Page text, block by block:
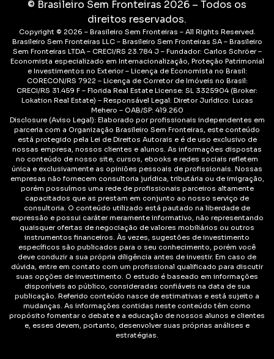
© Brasileiro Sem Fronteiras 2026 – Todos os
direitos reservados.
Copyright © 2026 – Brasileiro Sem Fronteiras – All Rights Reserved.
Brasileiro Sem Fronteiras LLC – Brasileiro Sem Fronteiras SA – Brasileiro
Sem Fronteiras LTDA – CRECI/RS 23.784 J – Fundador: Carlos Schröer –
Economista especializado em Internacionalização, Proteção Patrimonial
e Investimentos no Exterior – Licença de Economista no Brasil:
CORECON/RS 7922 – Licença de Corretor de Imóveis no Brasil:
CRECI/RS 31.459 F – Florida Real Estate License: SL 3325904 (Broker:
Lokation Real Estate) – Responsável Legal: Diretor Jurídico: Lucas
Mehero – OAB/SP: 419.260
Disclosure (Aviso Legal): Elaborado por profissionais independentes em
parceria com a Organização Brasileiro Sem Fronteiras, este conteúdo
está protegido pela Lei de Direitos Autorais e é de uso exclusivo de
nossas empresa, nossos clientes e alunos. As informações dispostas
no conteúdo de nosso site, cursos, ebooks e redes sociais refletem
única e exclusivamente as opiniões pessoais de profissionais. Nossas
empresas não fornecem consultoria jurídica, tributária ou de imigração,
porém possuímos uma rede de profissionais parceiros altamente
capacitados que as prestam em conjunto ao nosso serviço de
consultoria. O conteúdo utilizado está pautado na liberdade de
expressão e possui caráter meramente informativo, não representando
quaisquer ofertas de negociação de valores mobiliários ou outros
instrumentos financeiros. Às vezes, sugestões de investimento
específicos são publicados para o seu conhecimento, porém você
deve conduzir a sua própria diligência antes de investir. Em caso de
dúvida, entre em contato com um profissional qualificado para discutir
suas opções de investimento. O estudo é baseado em informações
disponíveis ao público, consideradas confiáveis na data de sua
publicação. Referido conteúdo nasce de estimativas e está sujeito a
mudanças. As informações contidas neste conteúdo têm como
propósito fomentar o debate e a educação de nossos alunos e clientes
e, esses devem, portanto, desenvolver suas próprias análises e
estratégias.